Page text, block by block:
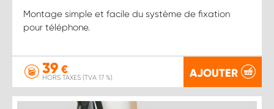
Montage simple et facile du système de fixation
pour téléphone.
39 €
HORS TAXES (TVA 17 %) AJOUTER